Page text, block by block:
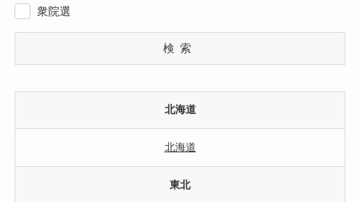
衆院選
検索
北海道
北海道
東北